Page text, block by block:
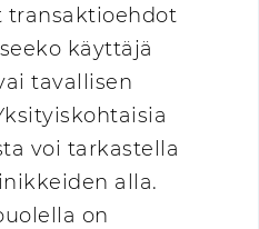
transaktioehdot
käyttäjä
tavallisen
voi tarkastella
alla.
on